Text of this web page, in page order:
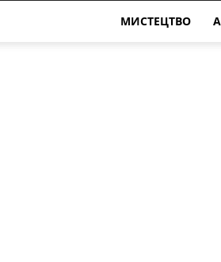
МИСТЕЦТВО